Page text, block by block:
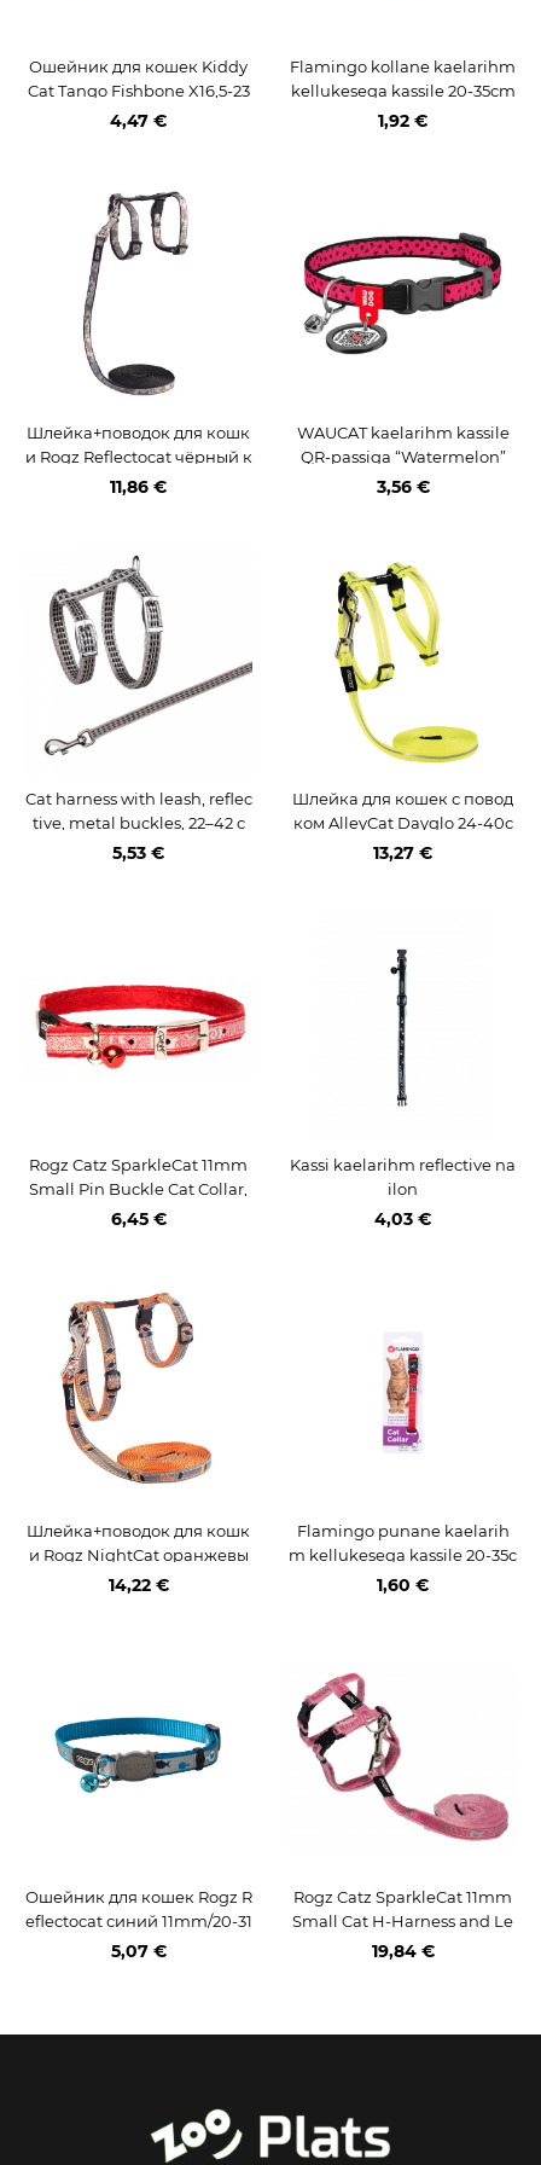
Ошейник для кошек Kiddy
Cat Tango Fishbone X16,5-23
см/8мм
4,47 €
Flamingo kollane kaelarihm
kellukesega kassile 20-35cm
1,92 €
Шлейка+поводок для кошк
и Rogz Reflectocat чёрный к
от
11,86 €
WAUCAT kaelarihm kassile
QR-passiga “Watermelon”
3,56 €
Cat harness with leash, reflec
tive, metal buckles, 22–42 c
m/10 mm, 1.20 m
5,53 €
Шлейка для кошек с повод
ком AlleyCat Dayglo 24-40с
м/1,8м
13,27 €
Rogz Catz SparkleCat 11mm
Small Pin Buckle Cat Collar,
Red
6,45 €
Kassi kaelarihm reflective na
ilon
4,03 €
Шлейка+поводок для кошк
и Rogz NightCat оранжевы
й Birds On Wire 24-40cm/1,8
14,22 €
Flamingo punane kaelarih
m kellukesega kassile 20-35c
m
1,60 €
Ошейник для кошек Rogz R
eflectocat синий 11mm/20-31
cm
5,07 €
Rogz Catz SparkleCat 11mm
Small Cat H-Harness and Le
ad Combination, Pink
19,84 €